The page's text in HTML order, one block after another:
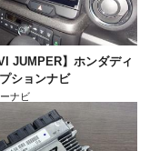
JUMPER】ホンダディ
ションナビ
ナビ